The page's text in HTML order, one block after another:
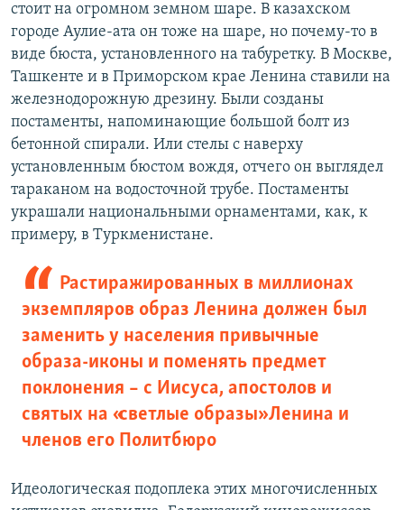
стоит на огромном земном шаре. В казахском
городе Аулие-ата он тоже на шаре, но почему-то в
виде бюста, установленного на табуретку. В Москве,
Ташкенте и в Приморском крае Ленина ставили на
железнодорожную дрезину. Были созданы
постаменты, напоминающие большой болт из
бетонной спирали. Или стелы с наверху
установленным бюстом вождя, отчего он выглядел
тараканом на водосточной трубе. Постаменты
украшали национальными орнаментами, как, к
примеру, в Туркменистане.
Растиражированных в миллионах
экземпляров образ Ленина должен был
заменить у населения привычные
образа-иконы и поменять предмет
поклонения – с Иисуса, апостолов и
святых на «светлые образы» Ленина и
членов его Политбюро
Идеологическая подоплека этих многочисленных